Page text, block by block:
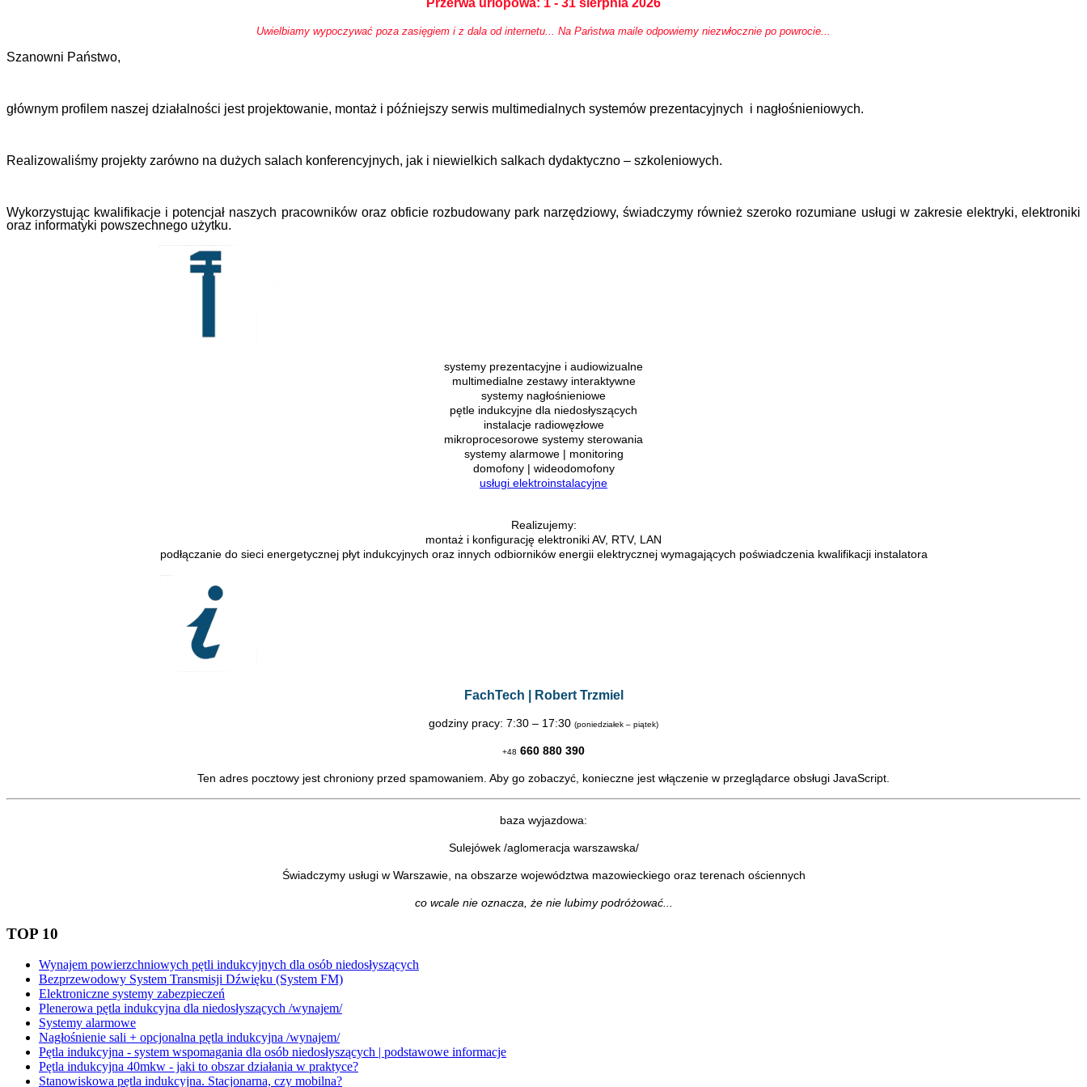
Przerwa urlopowa: 1 - 31 sierpnia 2026
Uwielbiamy wypoczywać poza zasięgiem i z dala od internetu... Na Państwa maile odpowiemy niezwłocznie po powrocie...
Szanowni Państwo,
głównym profilem naszej działalności jest projektowanie, montaż i późniejszy serwis multimedialnych systemów prezentacyjnych i nagłośnieniowych.
Realizowaliśmy projekty zarówno na dużych salach konferencyjnych, jak i niewielkich salkach dydaktyczno – szkoleniowych.
Wykorzystując kwalifikacje i potencjał naszych pracowników oraz obficie rozbudowany park narzędziowy, świadczymy również szeroko rozumiane usługi w zakresie elektryki, elektroniki
oraz informatyki powszechnego użytku.
systemy prezentacyjne i audiowizualne
multimedialne zestawy interaktywne
systemy nagłośnieniowe
pętle indukcyjne dla niedosłyszących
instalacje radiowęzłowe
mikroprocesorowe systemy sterowania
systemy alarmowe | monitoring
domofony | wideodomofony
usługi elektroinstalacyjne
Realizujemy:
montaż i konfigurację elektroniki AV, RTV, LAN
podłączanie do sieci energetycznej płyt indukcyjnych oraz innych odbiorników energii elektrycznej wymagających poświadczenia kwalifikacji instalatora
FachTech | Robert Trzmiel
godziny pracy: 7:30 – 17:30 (poniedziałek – piątek)
+48 660 880 390
Ten adres pocztowy jest chroniony przed spamowaniem. Aby go zobaczyć, konieczne jest włączenie w przeglądarce obsługi JavaScript.
baza wyjazdowa:
Sulejówek /aglomeracja warszawska/
Świadczymy usługi w Warszawie, na obszarze województwa mazowieckiego oraz terenach ościennych
co wcale nie oznacza, że nie lubimy podróżować...
TOP 10
Wynajem powierzchniowych pętli indukcyjnych dla osób niedosłyszących
Bezprzewodowy System Transmisji Dźwięku (System FM)
Elektroniczne systemy zabezpieczeń
Plenerowa pętla indukcyjna dla niedosłyszących /wynajem/
Systemy alarmowe
Nagłośnienie sali + opcjonalna pętla indukcyjna /wynajem/
Pętla indukcyjna - system wspomagania dla osób niedosłyszących | podstawowe informacje
Pętla indukcyjna 40mkw - jaki to obszar działania w praktyce?
Stanowiskowa pętla indukcyjna. Stacjonarna, czy mobilna?